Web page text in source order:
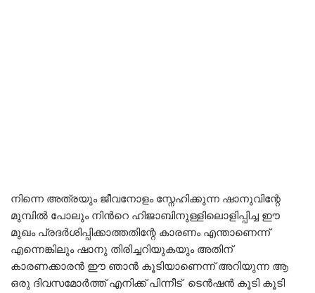
നിന്നെ അത്രയും ജീവനോളം സ്നേഹിക്കുന്ന ഷാനുവിന്റേ
മുമ്പിൽ പോലും നിൻറെ ഹിജാബിനുള്ളിലൊളിപ്പിച്ച ഈ
മുഖം പ്രദർശിപ്പിക്കാത്തതിന്റേ കാരണം എന്താണെന്ന്
എന്നെങ്കിലും ഷാനു തിരിച്ചറിയുകയും അതിന്
കാരണക്കാരൻ ഈ ഞാൻ കൂടിയാണെന്ന് അറിയുന്ന ആ
ഒരു ദിവസമോർത്ത് എനിക്ക് പിന്നീട് ടെൻഷൻ കൂടി കൂടി